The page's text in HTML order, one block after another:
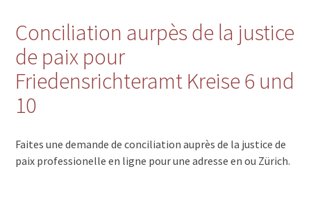
Conciliation aurpès de la justice
de paix pour
Friedensrichteramt Kreise 6 und
10
Faites une demande de conciliation auprès de la justice de
paix professionelle en ligne pour une adresse en ou Zürich.